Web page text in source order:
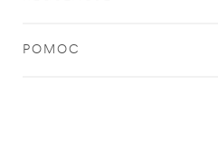
POMOC